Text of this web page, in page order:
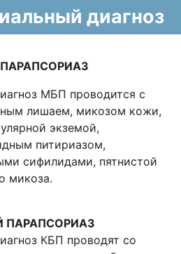
диагноз
МБП проводится с
лишаем, микозом кожи,
экземой,
питириазом,
сифилидами, пятнистой
микоза.
ПАРАПСОРИАЗ
КБП проводят со